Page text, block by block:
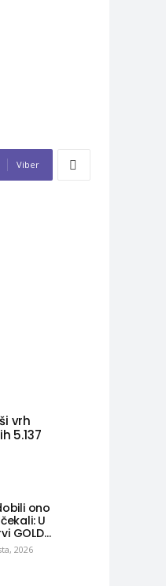
Viber
vrh
5.137
ono
U
GOLD
2026